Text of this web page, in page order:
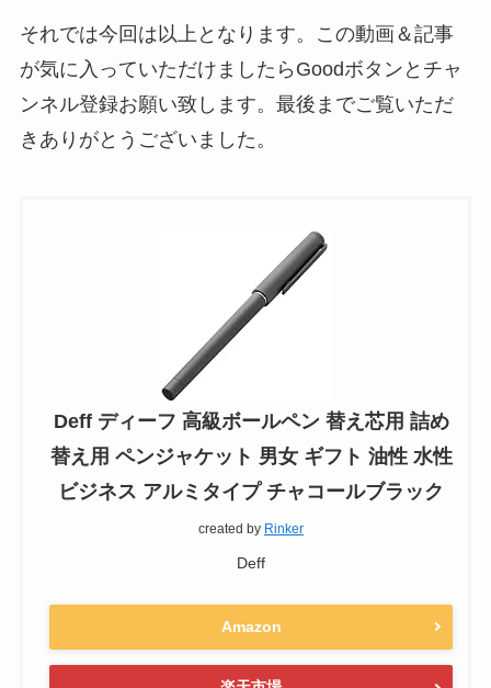
それでは今回は以上となります。この動画＆記事
が気に入っていただけましたらGoodボタンとチャ
ンネル登録お願い致します。最後までご覧いただ
きありがとうございました。
Deff ディーフ 高級ボールペン 替え芯用 詰め
替え用 ペンジャケット 男女 ギフト 油性 水性
ビジネス アルミタイプ チャコールブラック
created by Rinker
Deff
Amazon